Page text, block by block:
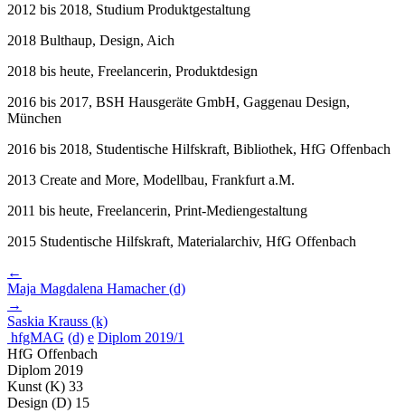
2012 bis 2018, Studium Produktgestaltung
2018 Bulthaup, Design, Aich
2018 bis heute, Freelancerin, Produktdesign
2016 bis 2017, BSH Hausgeräte GmbH, Gaggenau Design,
München
2016 bis 2018, Studentische Hilfskraft, Bibliothek, HfG Offenbach
2013 Create and More, Modellbau, Frankfurt a.M.
2011 bis heute, Freelancerin, Print-Mediengestaltung
2015 Studentische Hilfskraft, Materialarchiv, HfG Offenbach
←
Maja Magdalena Hamacher(d)
→
Saskia Krauss (k)
hfgMAG (d) e Diplom 2019/1
HfG Offenbach
Diplom 2019
Kunst(K) 33
Design (D) 15